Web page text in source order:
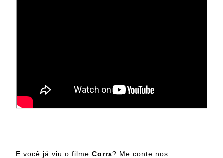
E você já viu o filme Corra? Me conte nos